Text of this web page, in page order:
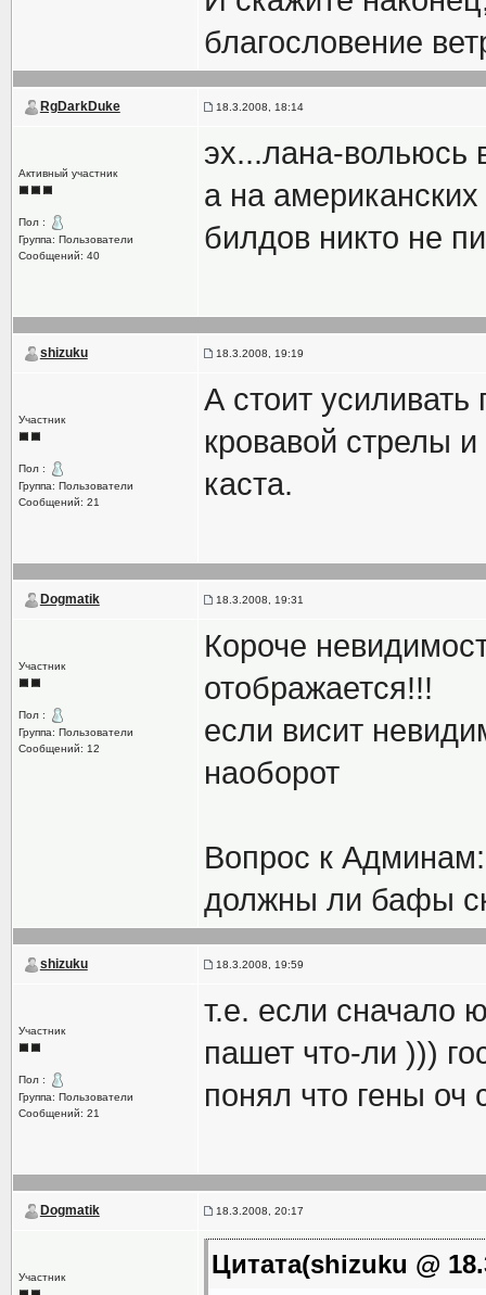
благословение
RgDarkDuke 18.3.2008, 18:14
Активный участник
Пол :
Группа: Пользователи
Сообщений: 40
эх...лана-вольюсь
а на
билдов никто не
shizuku 18.3.2008, 19:19
Участник
Пол :
Группа: Пользователи
Сообщений: 21
А стоит усиливать
кровавой стрелы и
каста.
Dogmatik 18.3.2008, 19:31
Участник
Пол :
Группа: Пользователи
Сообщений: 12
Короче
отображается!!!
если висит
наоборот
Вопрос к
должны ли бафы
shizuku 18.3.2008, 19:59
Участник
Пол :
Группа: Пользователи
Сообщений: 21
т.е. если сначало
пашет что-ли )))
понял что гены оч
Dogmatik 18.3.2008, 20:17
Участник Цитата(shizuku @